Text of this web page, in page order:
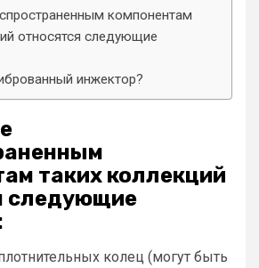
компонентам
относятся следующие
инжектор?
таких коллекций
следующие
колец (могут быть